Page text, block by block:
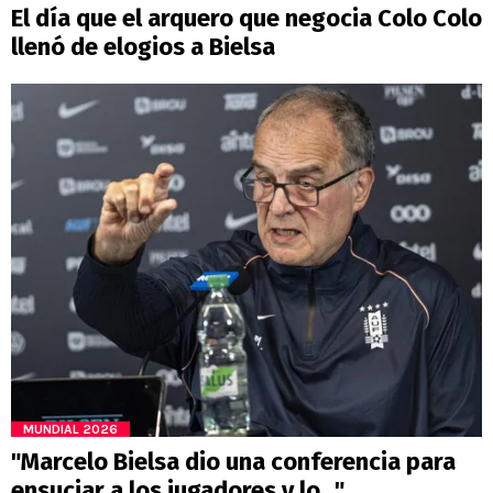
El día que el arquero que negocia Colo Colo
llenó de elogios a Bielsa
MUNDIAL 2026
"Marcelo Bielsa dio una conferencia para